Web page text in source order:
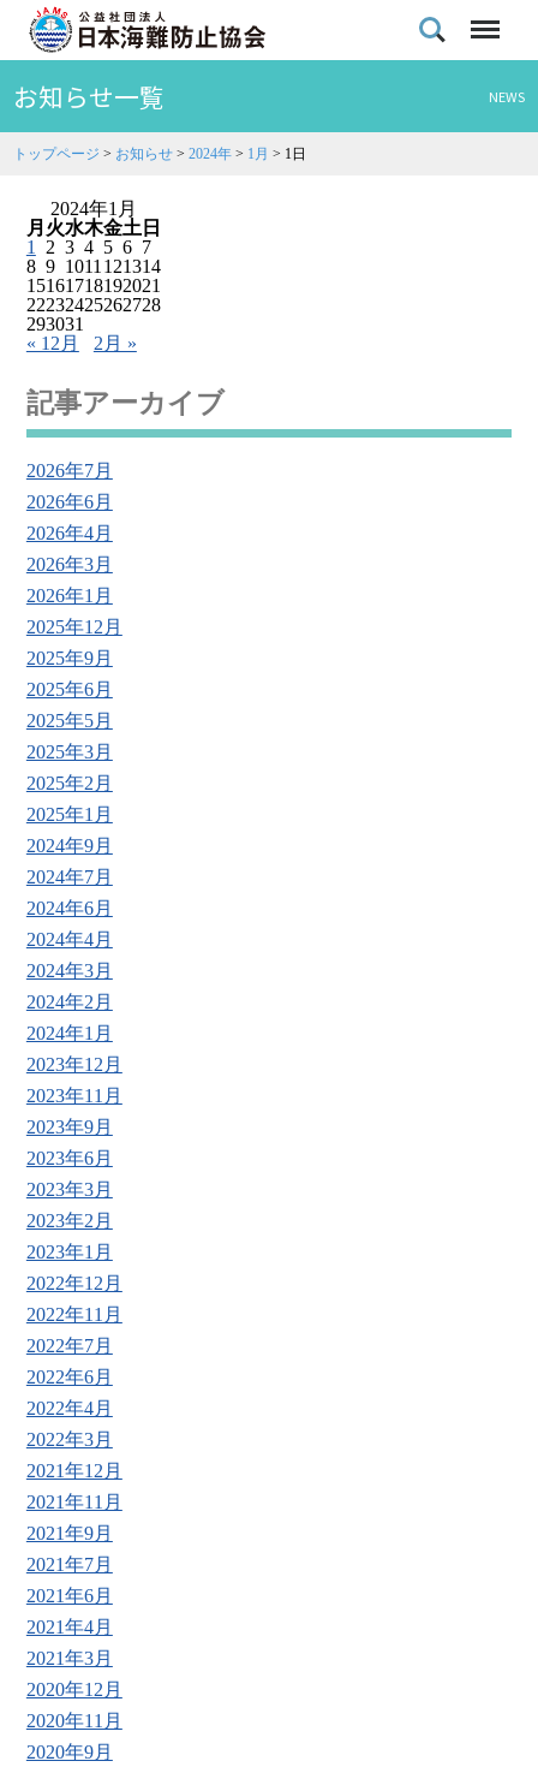
お知らせ一覧 NEWS
トップページ > お知らせ >2024年 > 1月 > 1日
2024年1月
月 火水木金土 日
1
2 3 4 5 6 7
8 9 1011 121314
15161718192021
22232425262728
293031
« 12月
2月 »
記事アーカイブ
2026年7月
2026年6月
2026年4月
2026年3月
2026年1月
2025年12月
2025年9月
2025年6月
2025年5月
2025年3月
2025年2月
2025年1月
2024年9月
2024年7月
2024年6月
2024年4月
2024年3月
2024年2月
2024年1月
2023年12月
2023年11月
2023年9月
2023年6月
2023年3月
2023年2月
2023年1月
2022年12月
2022年11月
2022年7月
2022年6月
2022年4月
2022年3月
2021年12月
2021年11月
2021年9月
2021年7月
2021年6月
2021年4月
2021年3月
2020年12月
2020年11月
2020年9月